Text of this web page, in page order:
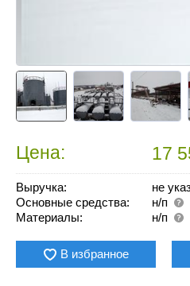
Цена: 17
Выручка:
не
Основные средства:
н/п
Материалы:
н/п
В избранное